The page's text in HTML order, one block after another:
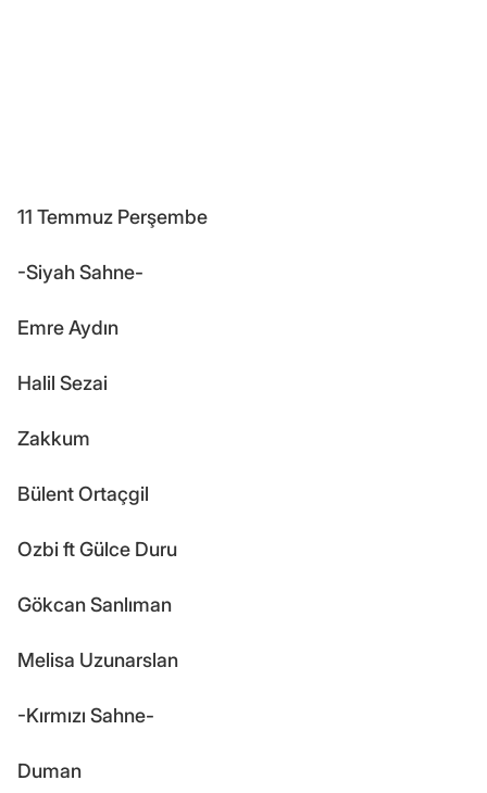
11 Temmuz Perşembe
-Siyah Sahne-
Emre Aydın
Halil Sezai
Zakkum
Bülent Ortaçgil
Ozbi ft Gülce Duru
Gökcan Sanlıman
Melisa Uzunarslan
-Kırmızı Sahne-
Duman